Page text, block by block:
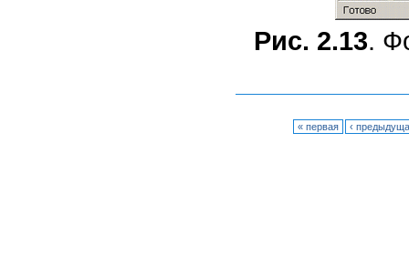
Рис. 2.13.
« первая ‹